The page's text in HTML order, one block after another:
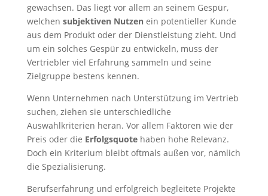
gewachsen. Das liegt vor allem an seinem Gespür,
welchen subjektiven Nutzenein potentieller Kunde
aus dem Produkt oder der Dienstleistung zieht. Und
um ein solches Gespür zu entwickeln, muss der
Vertriebler viel Erfahrung sammeln und seine
Zielgruppe bestens kennen.
Wenn Unternehmen nach Unterstützung im Vertrieb
suchen, ziehen sie unterschiedliche
Auswahlkriterien heran. Vor allem Faktoren wie der
Preis oder die Erfolgsquotehaben hohe Relevanz.
Doch ein Kriterium bleibt oftmals außen vor, nämlich
die Spezialisierung.
Berufserfahrung und erfolgreich begleitete Projekte